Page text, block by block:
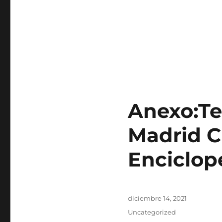
Madrid
Publicado
el
diciembre 14, 2021
Categorías
Uncategorized